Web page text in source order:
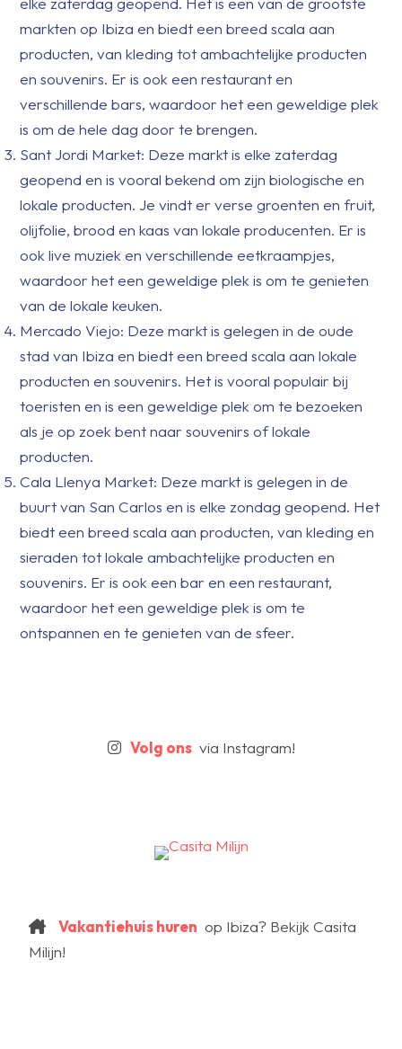
markten op Ibiza en biedt een breed scala aan
producten, van kleding tot ambachtelijke producten
en souvenirs. Er is ook een restaurant en
verschillende bars, waardoor het een geweldige plek
is om de hele dag door te brengen.
Sant Jordi Market: Deze markt is elke zaterdag
geopend en is vooral bekend om zijn biologische en
lokale producten. Je vindt er verse groenten en fruit,
olijfolie, brood en kaas van lokale producenten. Er is
ook live muziek en verschillende eetkraampjes,
waardoor het een geweldige plek is om te genieten
van de lokale keuken.
Mercado Viejo: Deze markt is gelegen in de oude
stad van Ibiza en biedt een breed scala aan lokale
producten en souvenirs. Het is vooral populair bij
toeristen en is een geweldige plek om te bezoeken
als je op zoek bent naar souvenirs of lokale
producten.
Cala Llenya Market: Deze markt is gelegen in de
buurt van San Carlos en is elke zondag geopend. Het
biedt een breed scala aan producten, van kleding en
sieraden tot lokale ambachtelijke producten en
souvenirs. Er is ook een bar en een restaurant,
waardoor het een geweldige plek is om te
ontspannen en te genieten van de sfeer.
Volg onsvia Instagram!
Vakantiehuis huren op Ibiza? Bekijk Casita
Milijn!